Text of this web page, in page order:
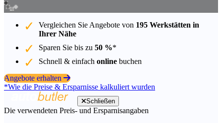
Vergleichen Sie Angebote von 195 Werkstätten in
Ihrer Nähe
Sparen Sie bis zu 50 %*
Schnell & einfach online buchen
Angebote erhalten
*Wie die Preise & Ersparnisse kalkuliert wurden
Schließen
Die verwendeten Preis- und Ersparnisangaben